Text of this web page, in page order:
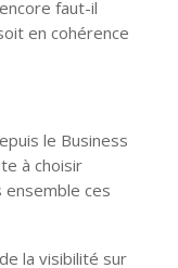
faut-il
en cohérence
le Business
à choisir
ensemble ces
la visibilité sur